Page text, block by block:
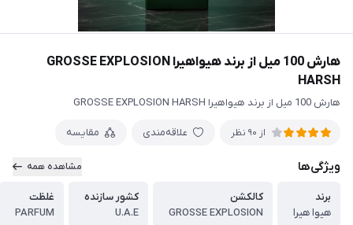
هارش 100 میل از برند هیواهیرا GROSSE EXPLOSION
HARSH
هارش 100 میل از برند هیواهیرا GROSSE EXPLOSION HARSH
از 90 نظر علاقه‌مندی مقایسه
ویژگی‌ها مشاهده همه
برند
هیوا هیرا
کالکشن
GROSSE EXPLOSION
کشور سازنده
U.A.E
غلظت
PARFUM